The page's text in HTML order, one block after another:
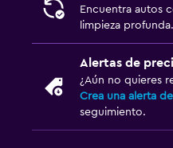
Encuentra autos
limpieza profunda.
Alertas de
¿Aún no quieres
Crea una alerta
seguimiento.